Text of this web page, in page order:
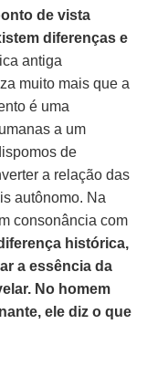
de vista
diferenças e
antiga
muito mais que a
é uma
a um
de
a relação das
autônomo. Na
consonância com
histórica,
a essência da
No homem
ele diz o que